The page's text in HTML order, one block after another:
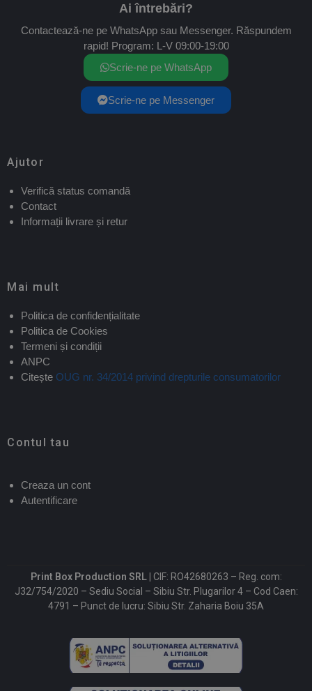
Ai întrebări?
Contactează-ne pe WhatsApp sau Messenger. Răspundem
rapid! Program: L-V 09:00-19:00
Scrie-ne pe WhatsApp
Scrie-ne pe Messenger
Ajutor
Verifică status comandă
Contact
Informații livrare și retur
Mai mult
Politica de confidențialitate
Politica de Cookies
Termeni și condiții
ANPC
Citește OUG nr. 34/2014 privind drepturile consumatorilor
Contul tau
Creaza un cont
Autentificare
Print Box Production SRL | CIF: RO42680263 – Reg. com:
J32/754/2020 – Sediu Social – Sibiu Str. Plugarilor 4 – Cod Caen:
4791 – Punct de lucru: Sibiu Str. Zaharia Boiu 35A